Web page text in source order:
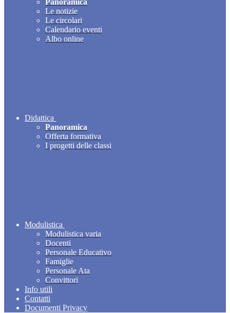
Panoramica
Le notizie
Le circolari
Calendario eventi
Albo online
Didattica
Panoramica
Offerta formativa
I progetti delle classi
Modulistica
Modulistica varia
Docenti
Personale Educativo
Famiglie
Personale Ata
Convittori
Info utili
Contatti
Documenti Privacy